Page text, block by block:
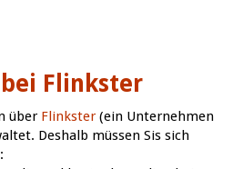
Flinkster
über Flinkster(ein Unternehmen
Deshalb müssen Sis sich